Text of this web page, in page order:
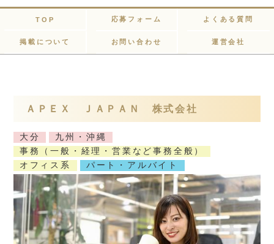
TOP 応募フォーム よくある質問
掲載について お問い合わせ 運営会社
ＡＰＥＸ ＪＡＰＡＮ 株式会社
大分
九州・沖縄
事務（一般・経理・営業など事務全般）
オフィス系
パート・アルバイト